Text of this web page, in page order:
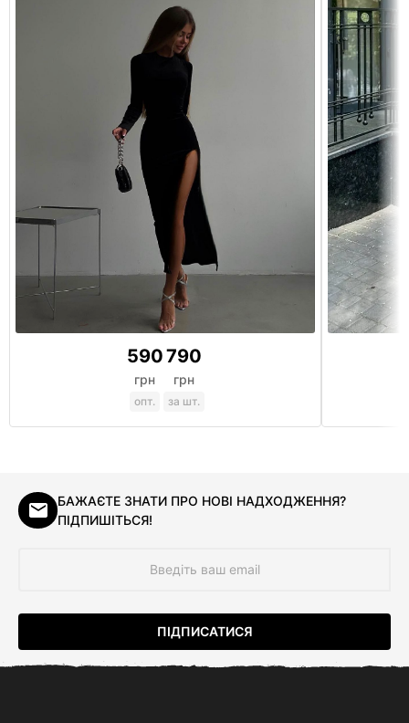
590
грн
опт.
790
грн
за шт.
БАЖАЄТЕ ЗНАТИ ПРО НОВІ НАДХОДЖЕННЯ?
ПІДПИШІТЬСЯ!